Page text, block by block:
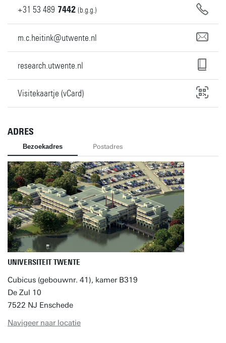
+31 53 489 7442 (b.g.g.)
m.c.heitink@utwente.nl
research.utwente.nl
Visitekaartje (vCard)
ADRES
Bezoekadres Postadres
UNIVERSITEIT TWENTE
Cubicus (gebouwnr. 41), kamer B319
De Zul 10
7522 NJ Enschede
Navigeer naar locatie